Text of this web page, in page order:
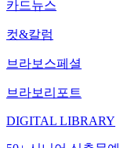
카드뉴스
컷&칼럼
브라보스페셜
브라보리포트
DIGITAL LIBRARY